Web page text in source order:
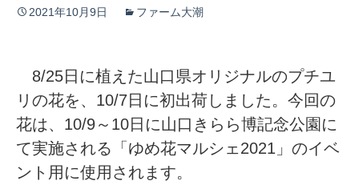
2021年10月9日 ファーム大潮
8/25日に植えた山口県オリジナルのプチユ
リの花を、10/7日に初出荷しました。今回の
花は、10/9～10日に山口きらら博記念公園に
て実施される「ゆめ花マルシェ2021」のイベ
ント用に使用されます。